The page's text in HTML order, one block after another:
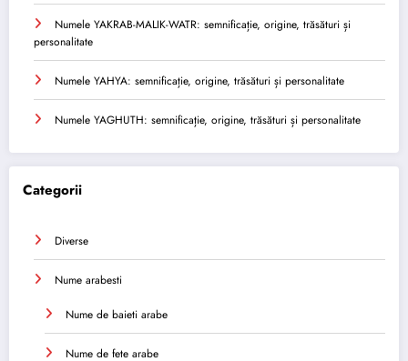
Numele YAKRAB-MALIK-WATR: semnificație, origine, trăsături și
personalitate
Numele YAHYA: semnificație, origine, trăsături și personalitate
Numele YAGHUTH: semnificație, origine, trăsături și personalitate
Categorii
Diverse
Nume arabesti
Nume de baieti arabe
Nume de fete arabe